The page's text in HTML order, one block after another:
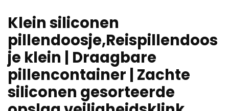
Klein siliconen
pillendoosje,Reispillendoos
je klein | Draagbare
pillencontainer | Zachte
siliconen gesorteerde